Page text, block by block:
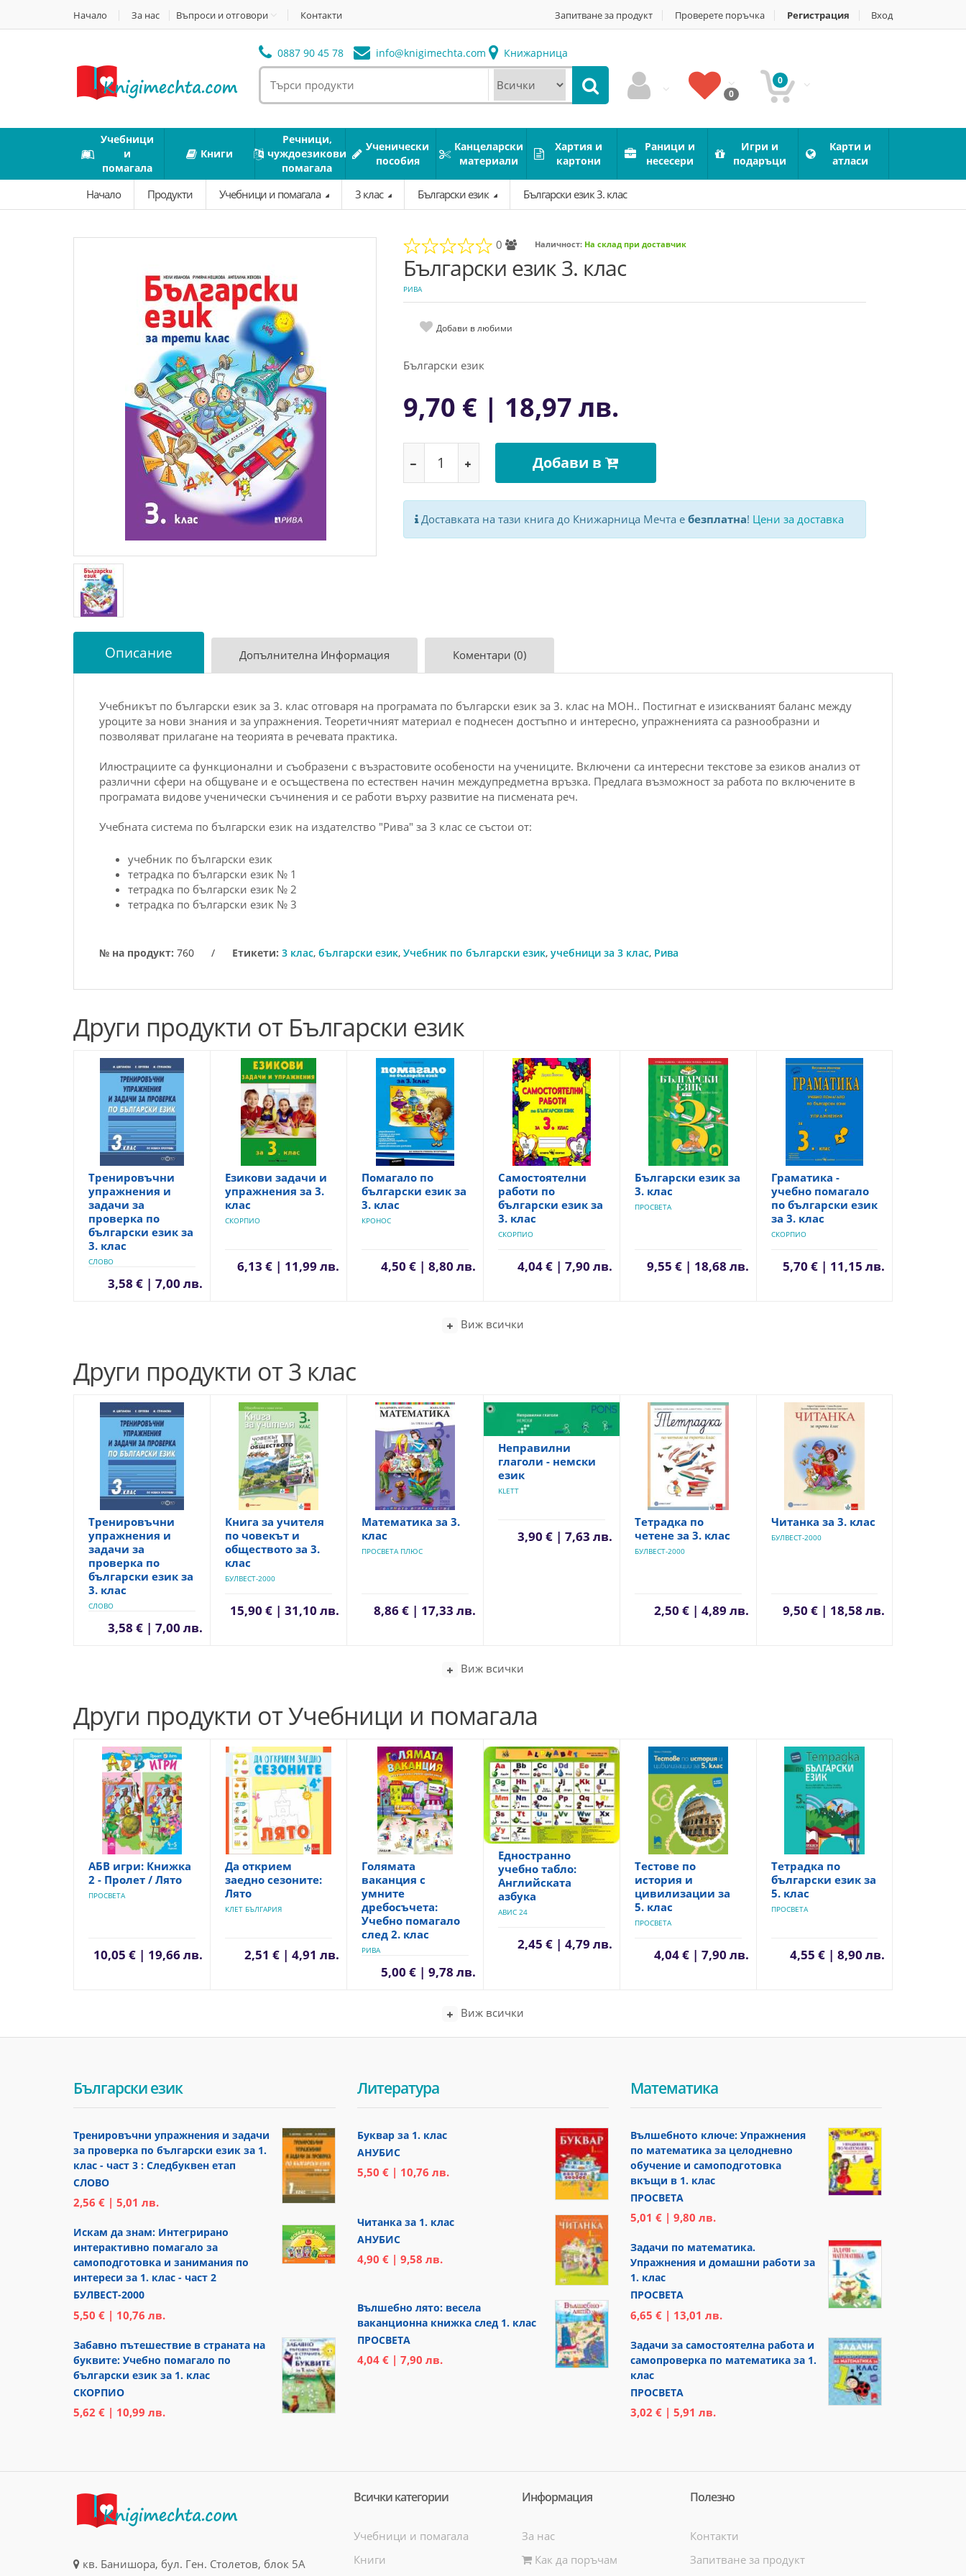
Начало За нас Въпроси и отговори Контакти Запитване за продукт Проверете поръчка Регистрация Вход
0887 90 45 78 info@knigimechta.com Книжарница
0
0
Учебници
и
помагала
Книги
Речници,
чуждоезикови
помагала
Ученически
пособия
Канцеларски
материали
Хартия и
картони
Раници и
несесери
Игри и
подаръци
Карти и
атласи
Начало Продукти Учебници и помагала 3 клас Български език Български език 3. клас
0 Наличност: На склад при доставчик
Български език 3. клас
РИВА
Добави в любими
Български език
9,70 € | 18,97 лв.
Добави в
Доставката на тази книга до Книжарница Мечта е безплатна! Цени за доставка
Описание Допълнителна Информация Коментари (0)
Учебникът по български език за 3. клас отговаря на програмата по български език за 3. клас на МОН.. Постигнат е изискваният баланс между
уроците за нови знания и за упражнения. Теоретичният материал е поднесен достъпно и интересно, упражненията са разнообразни и
позволяват прилагане на теорията в речевата практика.
Илюстрациите са функционални и съобразени с възрастовите особености на учениците. Включени са интересни текстове за езиков анализ от
различни сфери на общуване и е осъществена по естествен начин междупредметна връзка. Предлага възможност за работа по включените в
програмата видове ученически съчинения и се работи върху развитие на писмената реч.
Учебната система по български език на издателство "Рива" за 3 клас се състои от:
учебник по български език
тетрадка по български език № 1
тетрадка по български език № 2
тетрадка по български език № 3
№ на продукт: 760 / Етикети: 3 клас, български език, Учебник по български език, учебници за 3 клас, Рива
Други продукти от Български език
Тренировъчни
упражнения и
задачи за
проверка по
български език за
3. клас
СЛОВО
3,58 € | 7,00 лв.
Езикови задачи и
упражнения за 3.
клас
СКОРПИО
6,13 € | 11,99 лв.
Помагало по
български език за
3. клас
КРОНОС
4,50 € | 8,80 лв.
Самостоятелни
работи по
български език за
3. клас
СКОРПИО
4,04 € | 7,90 лв.
Български език за
3. клас
ПРОСВЕТА
9,55 € | 18,68 лв.
Граматика -
учебно помагало
по български език
за 3. клас
СКОРПИО
5,70 € | 11,15 лв.
Виж всички
Други продукти от 3 клас
Тренировъчни
упражнения и
задачи за
проверка по
български език за
3. клас
СЛОВО
3,58 € | 7,00 лв.
Книга за учителя
по човекът и
обществото за 3.
клас
БУЛВЕСТ-2000
15,90 € | 31,10 лв.
Математика за 3.
клас
ПРОСВЕТА ПЛЮС
8,86 € | 17,33 лв.
Неправилни
глаголи - немски
език
KLETT
3,90 € | 7,63 лв.
Тетрадка по
четене за 3. клас
БУЛВЕСТ-2000
2,50 € | 4,89 лв.
Читанка за 3. клас
БУЛВЕСТ-2000
9,50 € | 18,58 лв.
Виж всички
Други продукти от Учебници и помагала
АБВ игри: Книжка
2 - Пролет / Лято
ПРОСВЕТА
10,05 € | 19,66 лв.
Да открием
заедно сезоните:
Лято
КЛЕТ БЪЛГАРИЯ
2,51 € | 4,91 лв.
Голямата
ваканция с
умните
дребосъчета:
Учебно помагало
след 2. клас
РИВА
5,00 € | 9,78 лв.
Едностранно
учебно табло:
Английската
азбука
АВИС 24
2,45 € | 4,79 лв.
Тестове по
история и
цивилизации за
5. клас
ПРОСВЕТА
4,04 € | 7,90 лв.
Тетрадка по
български език за
5. клас
ПРОСВЕТА
4,55 € | 8,90 лв.
Виж всички
Български език
Тренировъчни упражнения и задачи
за проверка по български език за 1.
клас - част 3 : Следбуквен етап
СЛОВО
2,56 € | 5,01 лв.
Искам да знам: Интегрирано
интерактивно помагало за
самоподготовка и занимания по
интереси за 1. клас - част 2
БУЛВЕСТ-2000
5,50 € | 10,76 лв.
Забавно пътешествие в страната на
буквите: Учебно помагало по
български език за 1. клас
СКОРПИО
5,62 € | 10,99 лв.
Литература
Буквар за 1. клас
АНУБИС
5,50 € | 10,76 лв.
Читанка за 1. клас
АНУБИС
4,90 € | 9,58 лв.
Вълшебно лято: весела
ваканционна книжка след 1. клас
ПРОСВЕТА
4,04 € | 7,90 лв.
Математика
Вълшебното ключе: Упражнения
по математика за целодневно
обучение и самоподготовка
вкъщи в 1. клас
ПРОСВЕТА
5,01 € | 9,80 лв.
Задачи по математика.
Упражнения и домашни работи за
1. клас
ПРОСВЕТА
6,65 € | 13,01 лв.
Задачи за самостоятелна работа и
самопроверка по математика за 1.
клас
ПРОСВЕТА
3,02 € | 5,91 лв.
кв. Банишора, бул. Ген. Столетов, блок 5А
Всички категории
Учебници и помагала
Книги
Информация
За нас
Как да поръчам
Полезно
Контакти
Запитване за продукт